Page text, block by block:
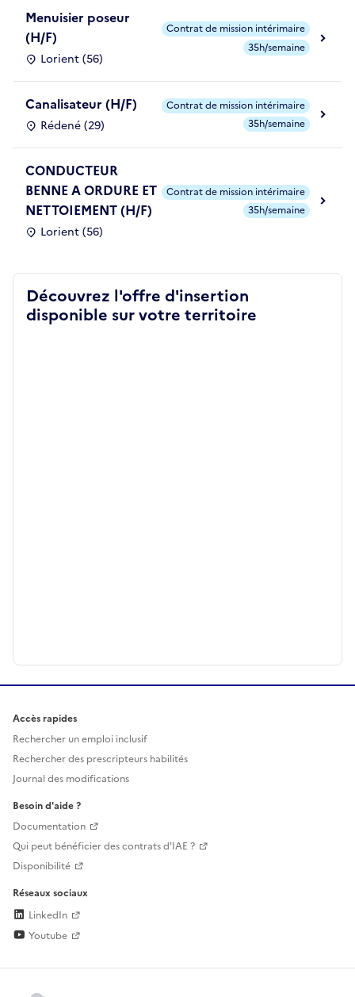
Menuisier poseur
(H/F)
Lorient (56)
Contrat de mission intérimaire
35h/semaine
Canalisateur (H/F)
Rédené (29)
Contrat de mission intérimaire
35h/semaine
CONDUCTEUR
BENNE A ORDURE ET
NETTOIEMENT (H/F)
Lorient (56)
Contrat de mission intérimaire
35h/semaine
Découvrez l'offre d'insertion
disponible sur votre territoire
Accès rapides
Rechercher un emploi inclusif
Rechercher des prescripteurs habilités
Journal des modifications
Besoin d'aide ?
Documentation
Qui peut bénéficier des contrats d'IAE ?
Disponibilité
Réseaux sociaux
LinkedIn
Youtube